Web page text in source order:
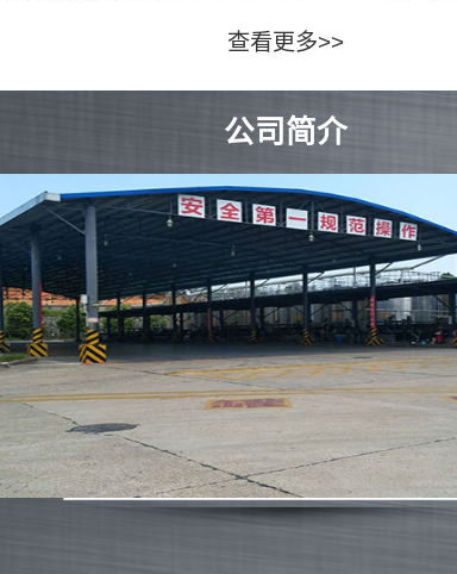
查看更多>>
公司简介